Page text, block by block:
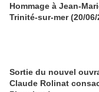
Hommage à Jean-
Trinité-sur-mer (20/06/
Sortie du nouvel
Claude Rolinat